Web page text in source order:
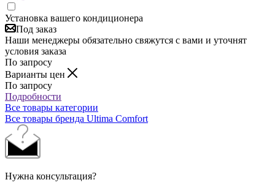
Установка вашего кондиционера
Под заказ
Наши менеджеры обязательно свяжутся с вами и уточнят
условия заказа
По запросу
Варианты цен
По запросу
Подробности
Все товары категории
Все товары бренда Ultima Comfort
Нужна консультация?